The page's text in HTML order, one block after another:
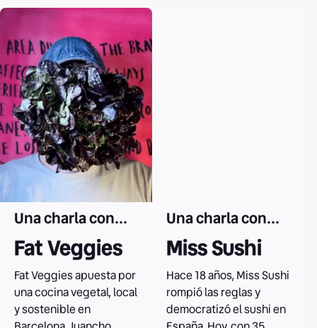
Una charla con...
Fat Veggies
Fat Veggies apuesta por
una cocina vegetal, local
y sostenible en
Una charla con...
Miss Sushi
Hace 18 años, Miss Sushi
rompió las reglas y
democratizó el sushi en